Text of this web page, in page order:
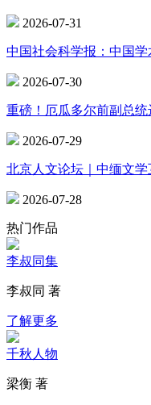
2026-07-31
中国社会科学报：中国学
2026-07-30
重磅！厄瓜多尔前副总
2026-07-29
北京人文论坛｜中缅文
2026-07-28
热门作品
李叔同集
李叔同 著
了解更多
千秋人物
梁衡 著